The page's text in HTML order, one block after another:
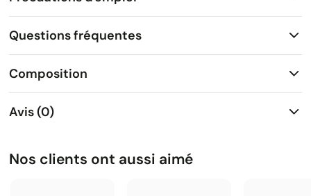
Questions fréquentes
Composition
Avis (0)
Nos clients ont aussi aimé